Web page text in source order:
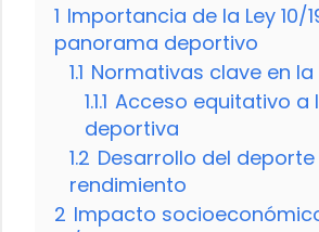
1 Importancia de la Ley 10/
panorama deportivo
1.1 Normativas clave en la
1.1.1 Acceso equitativo a
deportiva
1.2 Desarrollo del
rendimiento
2 Impacto